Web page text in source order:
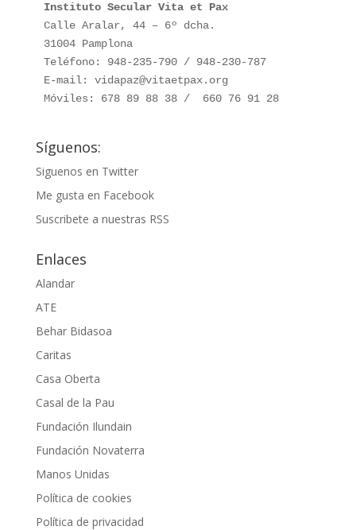
Instituto Secular Vita et Pax
Calle Aralar, 44 – 6º dcha.
31004 Pamplona
Teléfono: 948-235-790 / 948-230-787
E-mail: vidapaz@vitaetpax.org
Móviles: 678 89 88 38 /  660 76 91 28
Síguenos:
Siguenos en Twitter
Me gusta en Facebook
Suscribete a nuestras RSS
Enlaces
Alandar
ATE
Behar Bidasoa
Caritas
Casa Oberta
Casal de la Pau
Fundación Ilundain
Fundación Novaterra
Manos Unidas
Política de cookies
Política de privacidad